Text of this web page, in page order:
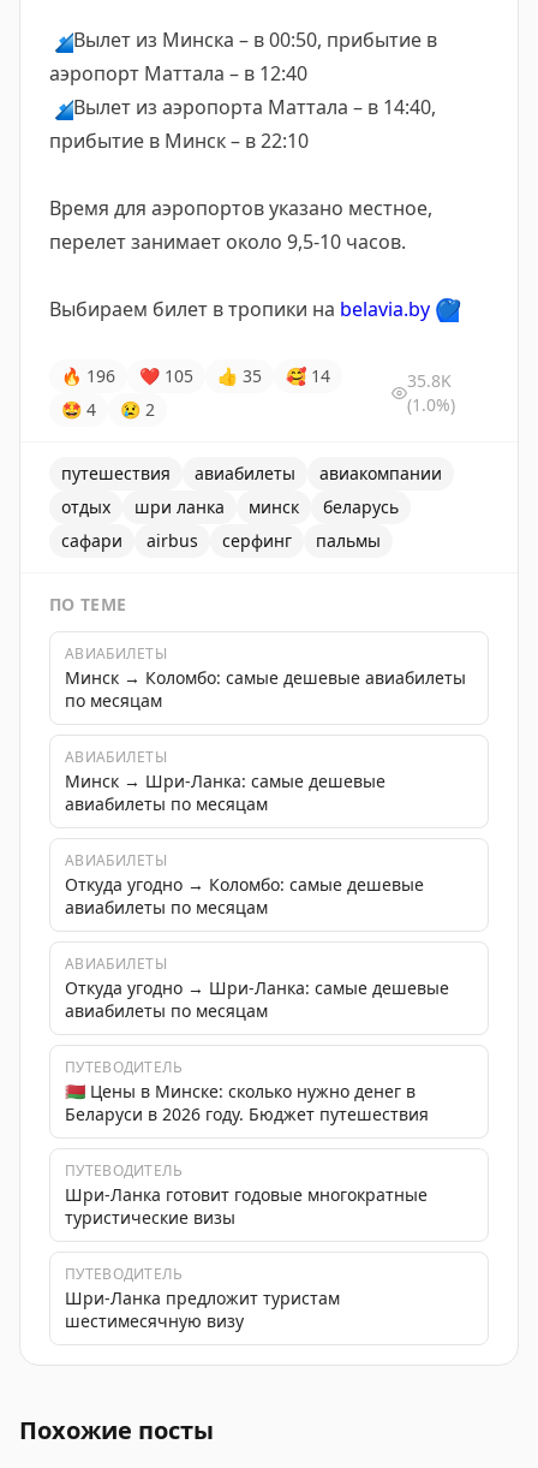
🔹Вылет из Минска – в 00:50, прибытие в
аэропорт Маттала – в 12:40
🔹Вылет из аэропорта Маттала – в 14:40,
прибытие в Минск – в 22:10
Время для аэропортов указано местное,
перелет занимает около 9,5-10 часов.
Выбираем билет в тропики на belavia.by 💙
🔥 196 ❤ 105 👍 35 🥰 14
🤩 4 😢 2
35.8K
(1.0%)
путешествия авиабилеты
авиакомпании
отдых
шри ланка минск
беларусь
сафари
airbus серфинг пальмы
ПО ТЕМЕ
АВИАБИЛЕТЫ
Минск → Коломбо: самые дешевые авиабилеты
по месяцам
АВИАБИЛЕТЫ
Минск → Шри-Ланка: самые дешевые
авиабилеты по месяцам
АВИАБИЛЕТЫ
Откуда угодно → Коломбо: самые дешевые
авиабилеты по месяцам
АВИАБИЛЕТЫ
Откуда угодно → Шри-Ланка: самые дешевые
авиабилеты по месяцам
ПУТЕВОДИТЕЛЬ
🇧🇾 Цены в Минске: сколько нужно денег в
Беларуси в 2026 году. Бюджет путешествия
ПУТЕВОДИТЕЛЬ
Шри-Ланка готовит годовые многократные
туристические визы
ПУТЕВОДИТЕЛЬ
Шри-Ланка предложит туристам
шестимесячную визу
Похожие посты